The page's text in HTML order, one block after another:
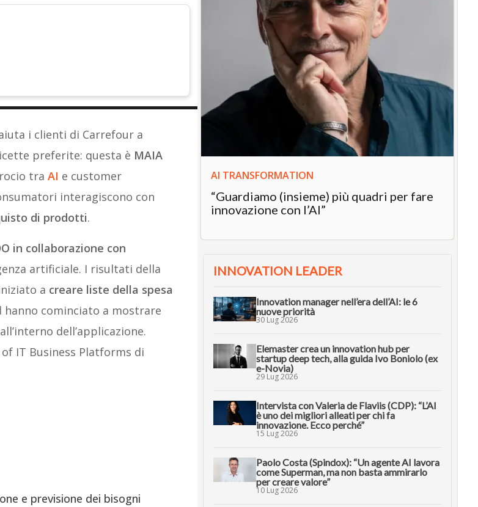
i clienti di Carrefour a
preferite: questa è MAIA
tra AI e customer
interagiscono con
di prodotti.
in collaborazione con
artificiale. I risultati della
a creare liste della spesa
hanno cominciato a mostrare
dell’applicazione.
of IT Business Platforms di
e previsione dei bisogni
AI TRANSFORMATION
“Guardiamo (insieme) più quadri per fare
innovazione con l’AI”
INNOVATION LEADER
Innovation manager nell’era dell’AI: le 6
nuove priorità
30 Lug 2026
Elemaster crea un innovation hub per
startup deep tech, alla guida Ivo Boniolo (ex
e-Novia)
29 Lug 2026
Intervista con Valeria de Flaviis (CDP): “L’AI
è uno dei migliori alleati per chi fa
innovazione. Ecco perché”
15 Lug 2026
Paolo Costa (Spindox): “Un agente AI lavora
come Superman, ma non basta ammirarlo
per creare valore”
10 Lug 2026